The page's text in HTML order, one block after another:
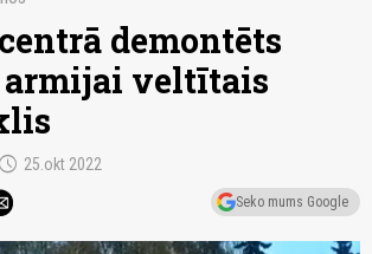
demontēts
armijai veltītais
schedule 25.okt 2022
Seko mums Google